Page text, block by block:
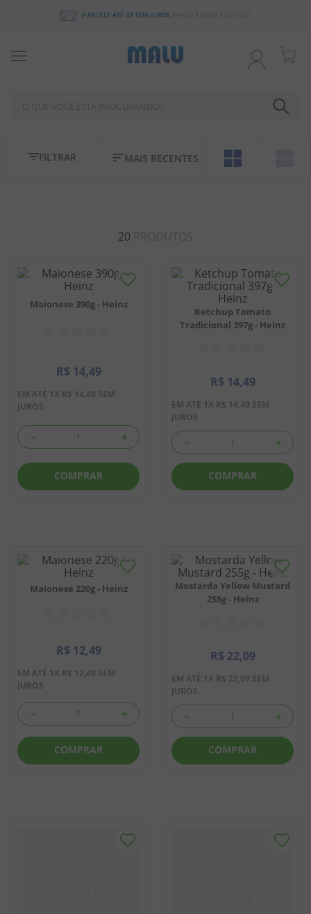
PARCELE ATÉ 3X SEM JUROS
MAIS RECENTES
FILTRAR
20
Maionese 390g - Heinz
R$ 14,49
EM ATÉ 1X R$ 14,49 SEM
JUROS
＋
－
COMPRAR
Ketchup Tomato
Tradicional 397g - Heinz
R$ 14,49
EM ATÉ 1X R$ 14,49 SEM
JUROS
＋
－
COMPRAR
Maionese 220g - Heinz
R$ 12,49
EM ATÉ 1X R$ 12,49 SEM
JUROS
＋
－
COMPRAR
Mostarda Yellow Mustard
255g - Heinz
R$ 22,09
EM ATÉ 1X R$ 22,09 SEM
JUROS
＋
－
COMPRAR
1º
chocolate
salgadinho
biscoito